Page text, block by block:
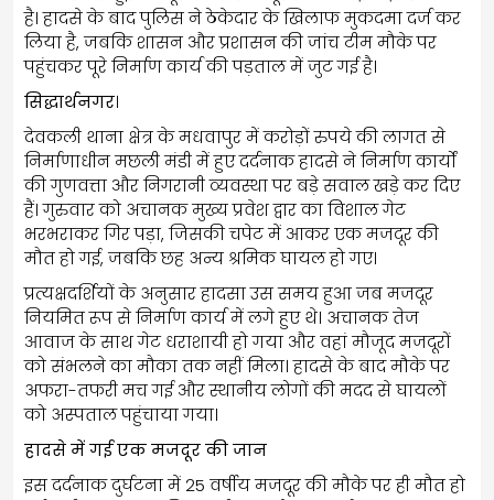
है। हादसे के बाद पुलिस ने ठेकेदार के खिलाफ मुकदमा दर्ज कर
लिया है, जबकि शासन और प्रशासन की जांच टीम मौके पर
पहुंचकर पूरे निर्माण कार्य की पड़ताल में जुट गई है।
सिद्धार्थनगर।
देवकली थाना क्षेत्र के मधवापुर में करोड़ों रुपये की लागत से
निर्माणाधीन मछली मंडी में हुए दर्दनाक हादसे ने निर्माण कार्यों
की गुणवत्ता और निगरानी व्यवस्था पर बड़े सवाल खड़े कर दिए
हैं। गुरुवार को अचानक मुख्य प्रवेश द्वार का विशाल गेट
भरभराकर गिर पड़ा, जिसकी चपेट में आकर एक मजदूर की
मौत हो गई, जबकि छह अन्य श्रमिक घायल हो गए।
प्रत्यक्षदर्शियों के अनुसार हादसा उस समय हुआ जब मजदूर
नियमित रूप से निर्माण कार्य में लगे हुए थे। अचानक तेज
आवाज के साथ गेट धराशायी हो गया और वहां मौजूद मजदूरों
को संभलने का मौका तक नहीं मिला। हादसे के बाद मौके पर
अफरा-तफरी मच गई और स्थानीय लोगों की मदद से घायलों
को अस्पताल पहुंचाया गया।
हादसे में गई एक मजदूर की जान
इस दर्दनाक दुर्घटना में 25 वर्षीय मजदूर की मौके पर ही मौत हो